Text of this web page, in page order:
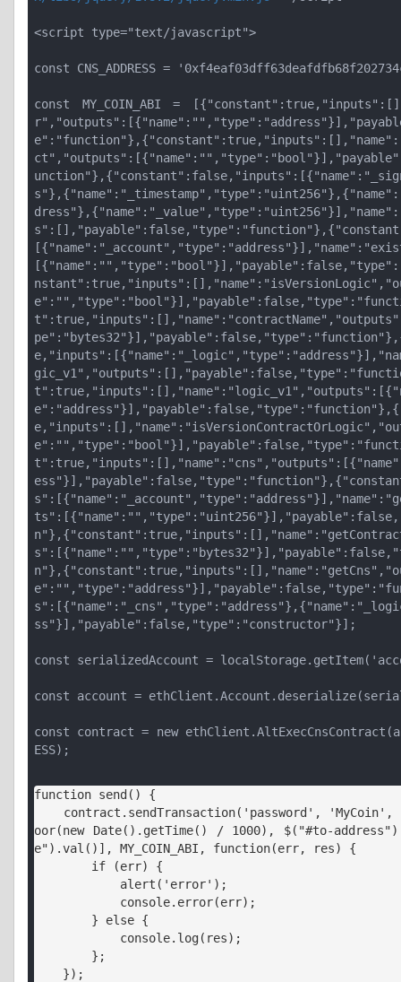
<script type="text/javascript">
const CNS_ADDRESS =
const MY_COIN_ABI =
ss"}],"payable":false,"type":"constructor"}];
const serializedAccount =
const account =
const contract = new
ESS);
function send() {
oor(new Date().getTime() / 1000), $("#to-
e").val()], MY_COIN_ABI, function(err, res) {